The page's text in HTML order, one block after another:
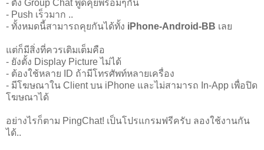
- ตั้ง Group Chat พูดคุยพร้อมๆกัน
- Push เร็วมาก ..
- ทั้งหมดนี้สามารถคุยกันได้ทั้ง iPhone-Android-BB เลย
แต่ก็มีสิ่งที่ควรเติมเต็มคือ
- ยังตั้ง Display Picture ไม่ได้
- ต้องใช้หลาย ID ถ้ามีโทรศัพท์หลายเครื่อง
- มีโฆษณาใน Client บน iPhone และไม่สามารถ In-App เพื่อปิด
โฆษณาได้
อย่างไรก็ตาม PingChat! เป็นโปรแกรมฟรีครับ ลองใช้งานกัน
ได้..